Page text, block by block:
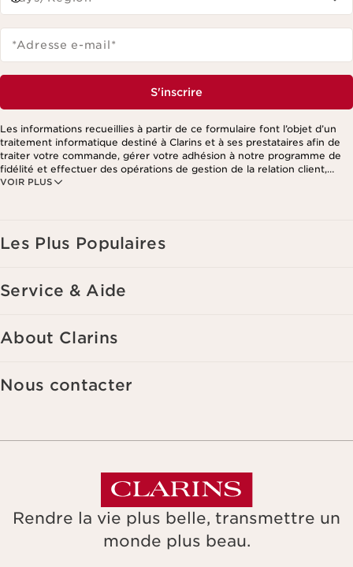
*Adresse e-mail*
S'inscrire
VOIR PLUS
Les informations recueillies à partir de ce formulaire font l’objet d’un
traitement informatique destiné à Clarins et à ses prestataires afin de
traiter votre commande, gérer votre adhésion à notre programme de
fidélité et effectuer des opérations de gestion de la relation client,
notamment pour vous adresser des offres personnalisées en fonction
Les Plus Populaires
Service & Aide
About Clarins
Nous contacter
Rendre la vie plus belle, transmettre un
monde plus beau.